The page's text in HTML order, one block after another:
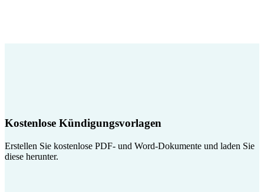
Kostenlose Kündigungsvorlagen
Erstellen Sie kostenlose PDF- und Word-Dokumente und laden Sie
diese herunter.